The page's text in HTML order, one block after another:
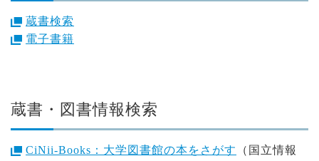
蔵書検索
電子書籍
蔵書・図書情報検索
CiNii-Books：大学図書館の本をさがす
（国立情報